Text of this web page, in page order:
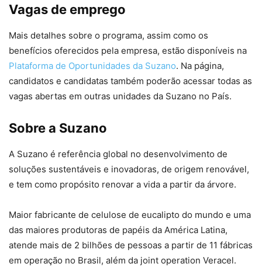
Vagas de emprego
Mais detalhes sobre o programa, assim como os
benefícios oferecidos pela empresa, estão disponíveis na
Plataforma de Oportunidades da Suzano. Na página,
candidatos e candidatas também poderão acessar todas as
vagas abertas em outras unidades da Suzano no País.
Sobre a Suzano
A Suzano é referência global no desenvolvimento de
soluções sustentáveis e inovadoras, de origem renovável,
e tem como propósito renovar a vida a partir da árvore.
Maior fabricante de celulose de eucalipto do mundo e uma
das maiores produtoras de papéis da América Latina,
atende mais de 2 bilhões de pessoas a partir de 11 fábricas
em operação no Brasil, além da joint operation Veracel.